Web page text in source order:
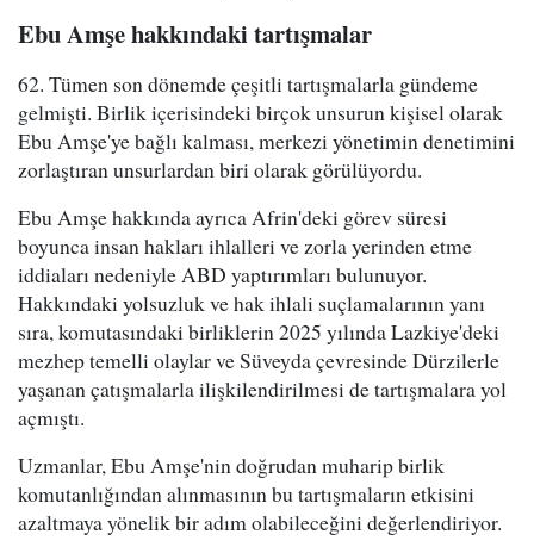
Ebu Amşe hakkındaki tartışmalar
62. Tümen son dönemde çeşitli tartışmalarla gündeme
gelmişti. Birlik içerisindeki birçok unsurun kişisel olarak
Ebu Amşe'ye bağlı kalması, merkezi yönetimin denetimini
zorlaştıran unsurlardan biri olarak görülüyordu.
Ebu Amşe hakkında ayrıca Afrin'deki görev süresi
boyunca insan hakları ihlalleri ve zorla yerinden etme
iddiaları nedeniyle ABD yaptırımları bulunuyor.
Hakkındaki yolsuzluk ve hak ihlali suçlamalarının yanı
sıra, komutasındaki birliklerin 2025 yılında Lazkiye'deki
mezhep temelli olaylar ve Süveyda çevresinde Dürzilerle
yaşanan çatışmalarla ilişkilendirilmesi de tartışmalara yol
açmıştı.
Uzmanlar, Ebu Amşe'nin doğrudan muharip birlik
komutanlığından alınmasının bu tartışmaların etkisini
azaltmaya yönelik bir adım olabileceğini değerlendiriyor.